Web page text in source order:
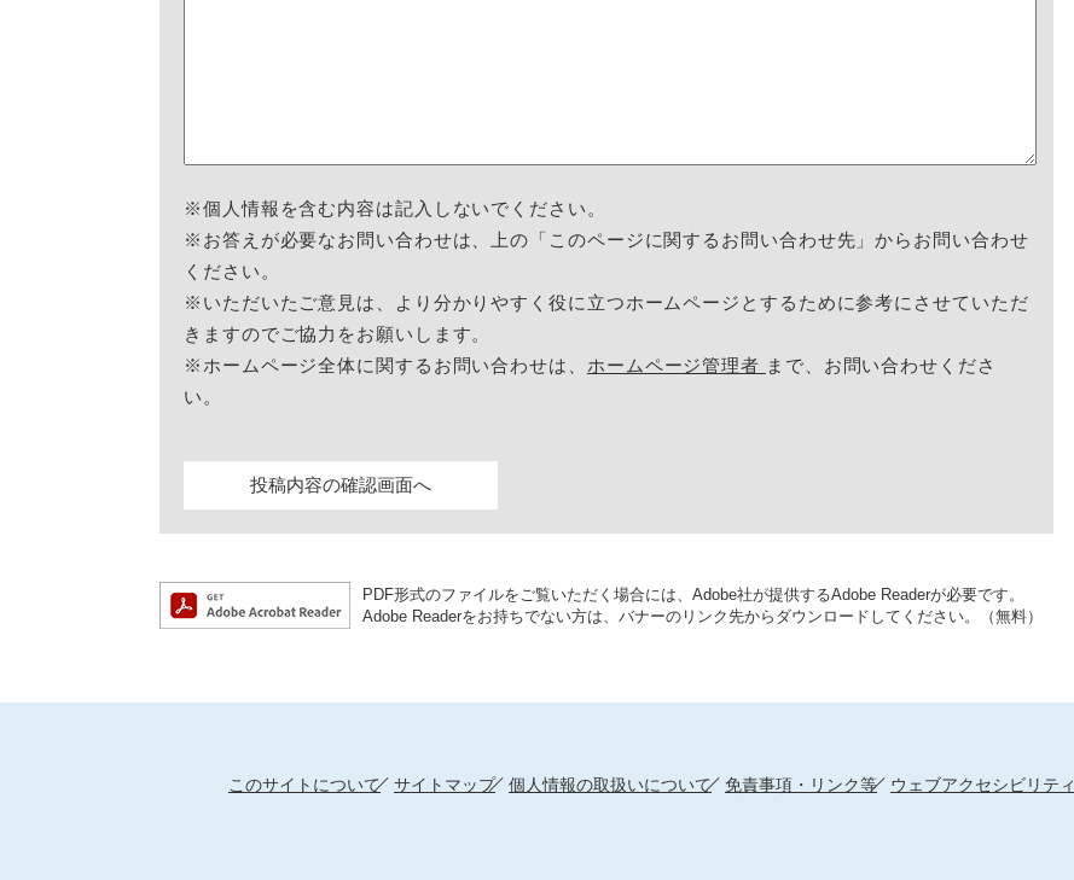
※個人情報を含む内容は記入しないでください。
※お答えが必要なお問い合わせは、上の「このページに関するお問い合わせ先」からお問い合わせ
ください。
※いただいたご意見は、より分かりやすく役に立つホームページとするために参考にさせていただ
きますのでご協力をお願いします。
※ホームページ全体に関するお問い合わせは、 ホームページ管理者 まで、お問い合わせくださ
い。
PDF形式のファイルをご覧いただく場合には、Adobe社が提供するAdobe Readerが必要です。
Adobe Readerをお持ちでない方は、バナーのリンク先からダウンロードしてください。（無料）
このサイトについて サイトマップ 個人情報の取扱いについて 免責事項・リンク等 ウェブアクセシビリティ